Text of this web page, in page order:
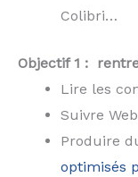
Colibri…
Objectif 1 :
Lire les
Suivre
Produire
optimisés